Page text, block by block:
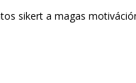
sikert a magas